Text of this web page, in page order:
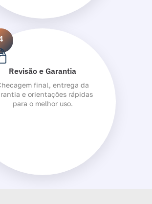
Revisão e Garantia
final, entrega da
e orientações rápidas
para o melhor uso.